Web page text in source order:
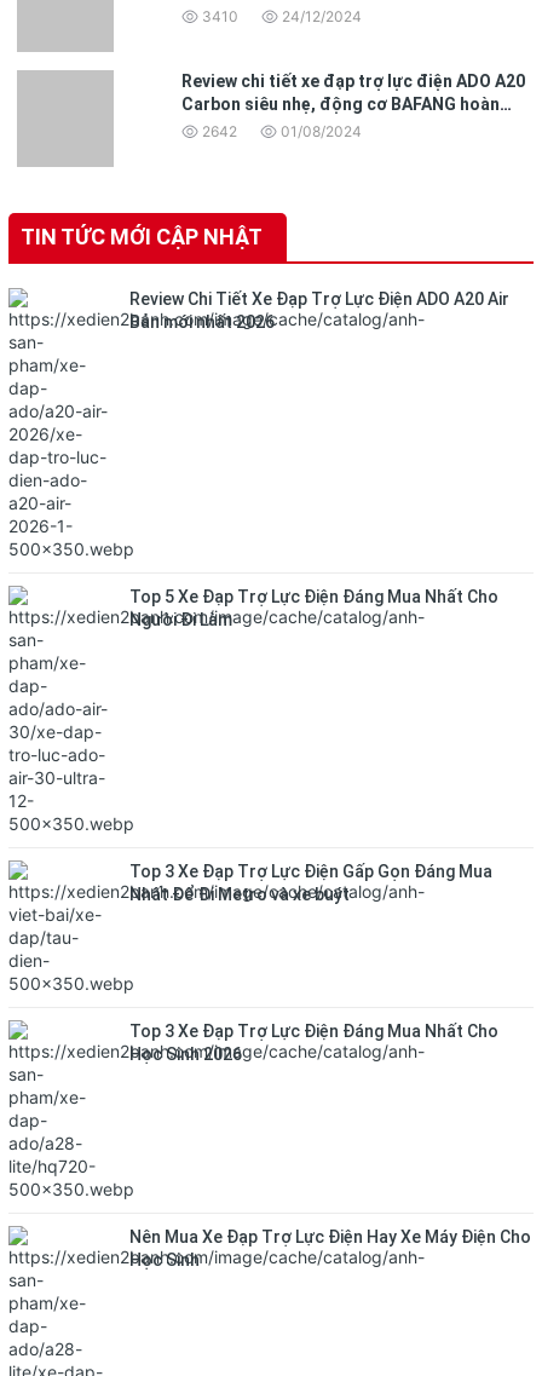
3410 24/12/2024
Review chi tiết xe đạp trợ lực điện ADO A20
Carbon siêu nhẹ, động cơ BAFANG hoàn
toàn mới
2642 01/08/2024
TIN TỨC MỚI CẬP NHẬT
Review Chi Tiết Xe Đạp Trợ Lực Điện ADO A20 Air
Bản mới nhất 2026
Top 5 Xe Đạp Trợ Lực Điện Đáng Mua Nhất Cho
Người Đi Làm
Top 3 Xe Đạp Trợ Lực Điện Gấp Gọn Đáng Mua
Nhất Để Đi Metro và xe buýt
Top 3 Xe Đạp Trợ Lực Điện Đáng Mua Nhất Cho
Học Sinh 2026
Nên Mua Xe Đạp Trợ Lực Điện Hay Xe Máy Điện Cho
Học Sinh